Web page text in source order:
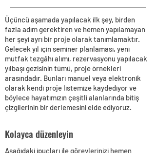
Üçüncü aşamada yapılacak ilk şey, birden
fazla adım gerektiren ve hemen yapılamayan
her şeyi ayrı bir proje olarak tanımlamaktır.
Gelecek yıl için seminer planlaması, yeni
mutfak tezgâhı alımı, rezervasyonu yapılacak
yılbaşı gezisinin tümü, proje örnekleri
arasındadır. Bunları manuel veya elektronik
olarak kendi proje listemize kaydediyor ve
böylece hayatımızın çeşitli alanlarında bitiş
çizgilerinin bir derlemesini elde ediyoruz.
Kolayca düzenleyin
Aşağıdaki ipuçları ile görevlerinizi hemen